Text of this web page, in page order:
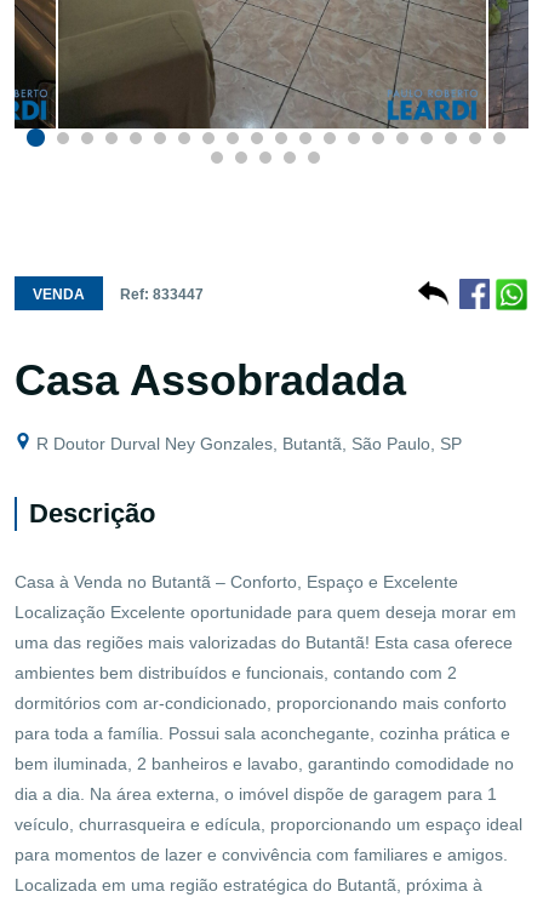
VENDA Ref: 833447
Casa Assobradada
R Doutor Durval Ney Gonzales, Butantã, São Paulo, SP
Descrição
Casa à Venda no Butantã – Conforto, Espaço e Excelente
Localização Excelente oportunidade para quem deseja morar em
uma das regiões mais valorizadas do Butantã! Esta casa oferece
ambientes bem distribuídos e funcionais, contando com 2
dormitórios com ar-condicionado, proporcionando mais conforto
para toda a família. Possui sala aconchegante, cozinha prática e
bem iluminada, 2 banheiros e lavabo, garantindo comodidade no
dia a dia. Na área externa, o imóvel dispõe de garagem para 1
veículo, churrasqueira e edícula, proporcionando um espaço ideal
para momentos de lazer e convivência com familiares e amigos.
Localizada em uma região estratégica do Butantã, próxima à